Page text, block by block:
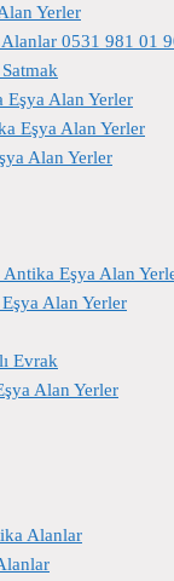
Yerler
0531 981 01
Eşya Alan Yerler
Eşya Alan Yerler
Alan Yerler
Eşya Alan
Alan Yerler
Evrak
Alan Yerler
Alanlar